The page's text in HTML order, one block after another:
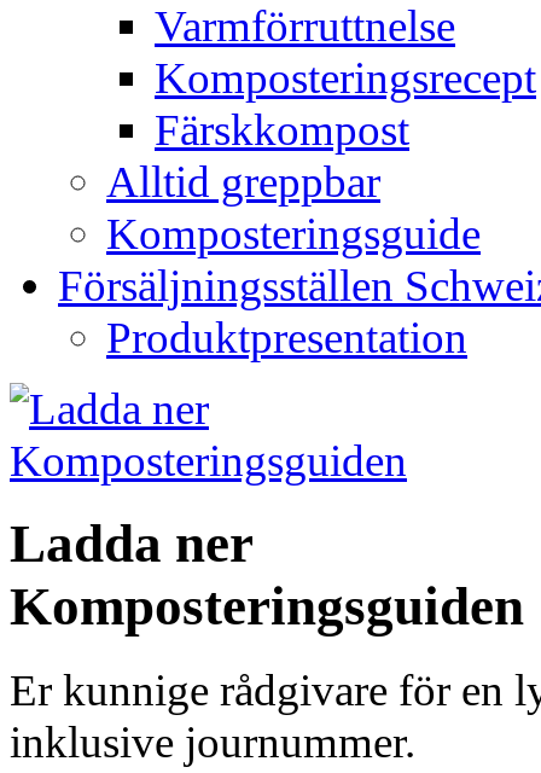
Varmförruttnelse
Komposteringsrecept
Färskkompost
Alltid greppbar
Komposteringsguide
Försäljningsställen
Produktpresentation
Ladda ner
Komposteringsguiden
Er kunnige rådgivare för en
inklusive journummer.